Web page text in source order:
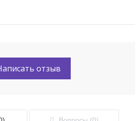
отзыв